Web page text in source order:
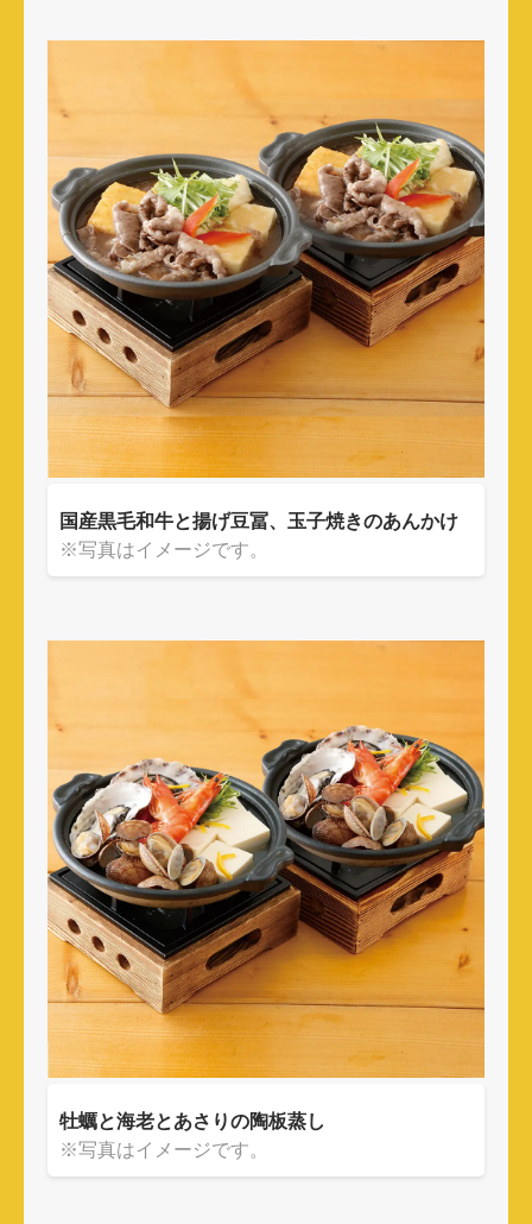
国産黒毛和牛と揚げ豆冨、玉子焼きのあんかけ
※写真はイメージです。
牡蠣と海老とあさりの陶板蒸し
※写真はイメージです。